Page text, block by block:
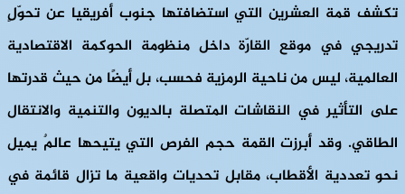
تكشف قمة العشرين التي استضافتها جنوب أفريقيا عن تحوّلٍ
تدريجي في موقع القارّة داخل منظومة الحوكمة الاقتصادية
العالمية، ليس من ناحية الرمزية فحسب، بل أيضًا من حيث قدرتها
على التأثير في النقاشات المتصلة بالديون والتنمية والانتقال
الطاقي. وقد أبرزت القمة حجم الفرص التي يتيحها عالمٌ يميل
نحو تعددية الأقطاب، مقابل تحديات واقعية ما تزال قائمة في